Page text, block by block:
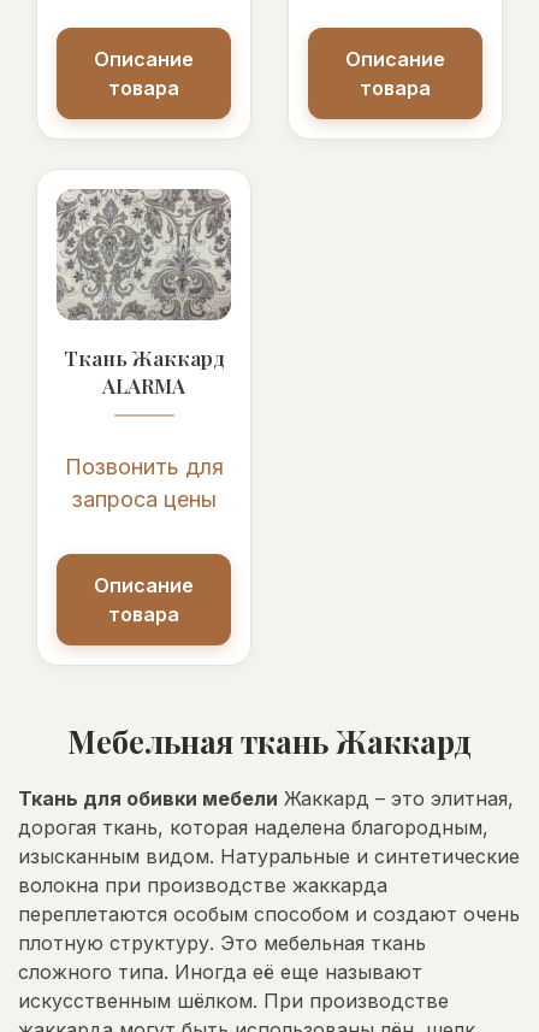
Описание
товара
Описание
товара
Ткань Жаккард
ALARMA
Позвонить для
запроса цены
Описание
товара
Мебельная ткань Жаккард
Ткань для обивки мебели Жаккард – это элитная,
дорогая ткань, которая наделена благородным,
изысканным видом. Натуральные и синтетические
волокна при производстве жаккарда
переплетаются особым способом и создают очень
плотную структуру. Это мебельная ткань
сложного типа. Иногда её еще называют
искусственным шёлком. При производстве